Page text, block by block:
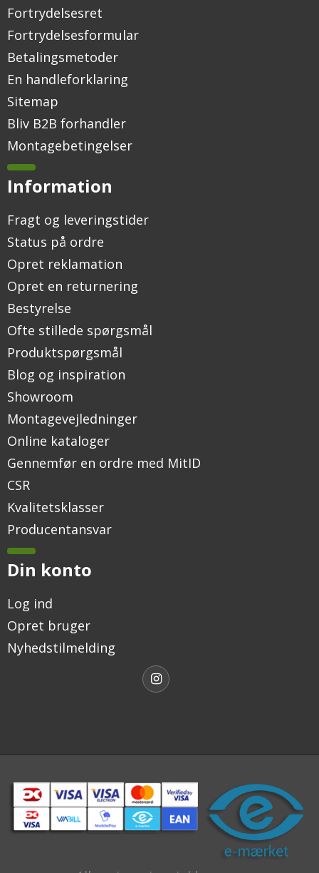
Fortrydelsesret
Fortrydelsesformular
Betalingsmetoder
En handleforklaring
Sitemap
Bliv B2B forhandler
Montagebetingelser
Information
Fragt og leveringstider
Status på ordre
Opret reklamation
Opret en returnering
Bestyrelse
Ofte stillede spørgsmål
Produktspørgsmål
Blog og inspiration
Showroom
Montagevejledninger
Online kataloger
Gennemfør en ordre med MitID
CSR
Kvalitetsklasser
Producentansvar
Din konto
Log ind
Opret bruger
Nyhedstilmelding